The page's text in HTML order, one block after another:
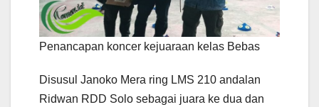
Penancapan koncer kejuaraan kelas Bebas
Disusul Janoko Mera ring LMS 210 andalan
Ridwan RDD Solo sebagai juara ke dua dan